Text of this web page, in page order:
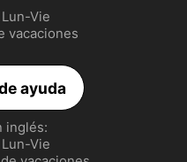
Vie
vacaciones
ayuda
inglés:
Vie